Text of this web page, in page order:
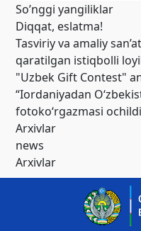
So’nggi yangiliklar
Diqqat, eslatma!
Tasviriy va amaliy
qaratilgan istiqbolli
"Uzbek Gift Contest"
“Iordaniyadan
fotoko‘rgazmasi ochildi
Arxivlar
news
Arxivlar